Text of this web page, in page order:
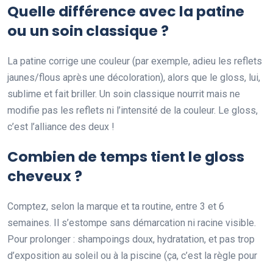
Quelle différence avec la patine
ou un soin classique ?
La patine corrige une couleur (par exemple, adieu les reflets
jaunes/flous après une décoloration), alors que le gloss, lui,
sublime et fait briller. Un soin classique nourrit mais ne
modifie pas les reflets ni l’intensité de la couleur. Le gloss,
c’est l’alliance des deux !
Combien de temps tient le gloss
cheveux ?
Comptez, selon la marque et ta routine, entre 3 et 6
semaines. Il s’estompe sans démarcation ni racine visible.
Pour prolonger : shampoings doux, hydratation, et pas trop
d’exposition au soleil ou à la piscine (ça, c’est la règle pour